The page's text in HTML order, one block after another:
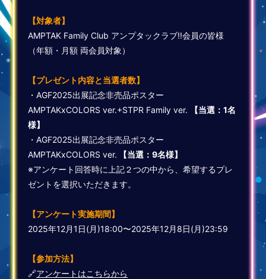
【対象者】
AMPTAK Family Club アンプタックラブ!!会員の皆様
（年額・月額 両会員対象）
【プレゼント内容と当選者数】
・AGF2025出展記念非売品ポスター
AMPTAKxCOLORS ver.+STPR Family ver.
【当選：1名
様】
・AGF2025出展記念非売品ポスター
AMPTAKxCOLORS ver. 【当選：9名様】
※アンケート回答時に上記２つの中から、希望するプレ
ゼントを選択いただきます。
【アンケート実施期間】
2025年12月1日(月)18:00〜2025年12月8日(月)23:59
【参加方法】
🔗アンケートはこちらから